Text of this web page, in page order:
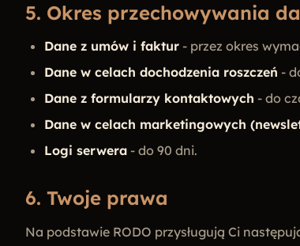
5. Okres przechowywania
Dane z umów i faktur - przez okres
Dane w celach dochodzenia roszczeń -
Dane z formularzy kontaktowych - do
Dane w celach marketingowych
Logi serwera - do 90 dni.
6. Twoje prawa
Na podstawie RODO przysługują Ci